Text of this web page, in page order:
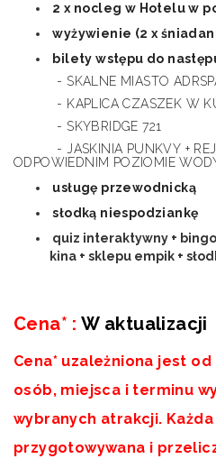
2 x nocleg w Hotelu w
wyżywienie (2 x
bilety wstępu do
- SKALNE MIASTO
- KAPLICA CZASZEK W
- SKYBRIDGE 721
- JASKINIA PUNKVY +
ODPOWIEDNIM POZIOMIE
usługę przewodnicką
słodką niespodziankę
quiz interaktywny +
kina + sklepu empik +
Cena* : W aktualizacji
Cena* uzależniona jest
osób, miejsca i terminu
wybranych atrakcji.
przygotowywana i